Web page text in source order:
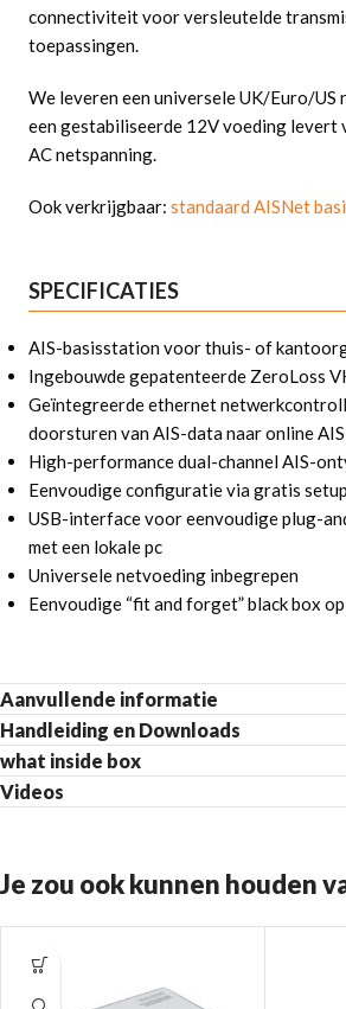
connectiviteit voor versleutelde
toepassingen.
We leveren een universele UK/Euro/US
een gestabiliseerde 12V voeding
AC netspanning.
Ook verkrijgbaar: standaard AISNet
SPECIFICATIES
AIS-basisstation voor thuis- of
Ingebouwde gepatenteerde ZeroLoss
Geïntegreerde ethernet
doorsturen van AIS-data naar online
High-performance dual-channel AIS-
Eenvoudige configuratie via gratis
USB-interface voor eenvoudige plug-
met een lokale pc
Universele netvoeding inbegrepen
Eenvoudige “fit and forget” black box
Aanvullende informatie
Handleiding en Downloads
what inside box
Videos
Je zou ook kunnen houden